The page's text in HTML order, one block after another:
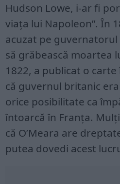
Hudson Lowe, i-ar fi
viața lui Napoleon”. În
acuzat pe guvernatorul
să grăbească moartea
1822, a publicat o
că guvernul britanic
orice posibilitate ca
întoarcă în Franța.
că O’Meara are
putea dovedi acest